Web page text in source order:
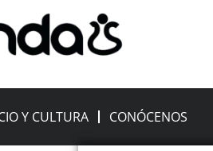
Y CULTURA CONÓCENOS